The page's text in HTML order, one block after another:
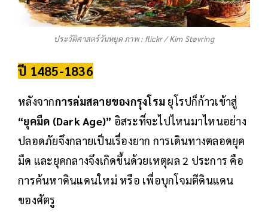
ประวัติศาสตร์วันหยุด ภาพ : flickr / Kim Støvring
ปี 1485-1836
หลังจากการล่มสลายของกรุงโรม ยุโรปก็ก้าวเข้าสู่
“ยุคมืด (Dark Age)” อิสระที่จะไปไหนมาไหนอย่าง
ปลอดภัยจึงกลายเป็นเรื่องยาก การเดินทางตลอดยุค
มืด และยุคกลางจึงเกิดขึ้นด้วยเหตุผล 2 ประการ คือ
การค้นหาดินแดนใหม่ หรือ เพื่อบุกโจมตีดินแดน
ของศัตรู